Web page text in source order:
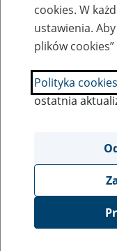
SZUKAJ
Ukryj
cookies. W
ustawienia.
plików
Polityka
ostatnia